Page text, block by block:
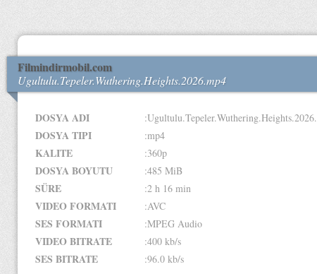
Filmindirmobil.com
Ugultulu.Tepeler.Wuthering.Heights.2026.mp4
DOSYA ADI
DOSYA TIPI :mp4
KALITE :360p
DOSYA BOYUTU :485 MiB
SÜRE :2 h 16 min
VIDEO FORMATI :AVC
SES FORMATI :MPEG Audio
VIDEO BITRATE :400 kb/s
SES BITRATE :96.0 kb/s